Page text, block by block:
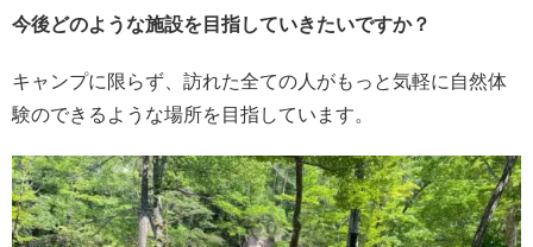
今後どのような施設を目指していきたいですか？
キャンプに限らず、訪れた全ての人がもっと気軽に自然体
験のできるような場所を目指しています。